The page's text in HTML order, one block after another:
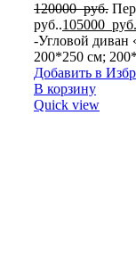
120000руб.
руб..105000 руб.
-Угловой диван
200*250 см;
Добавить в
В корзину
Quick view